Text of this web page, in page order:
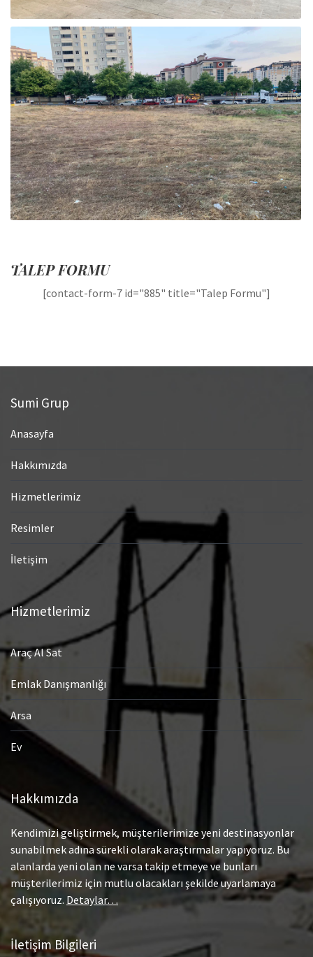
TALEP FORMU
[contact-form-7 id="885" title="Talep Formu"]
Sumi Grup
Anasayfa
Hakkımızda
Hizmetlerimiz
Resimler
İletişim
Hizmetlerimiz
Araç Al Sat
Emlak Danışmanlığı
Arsa
Ev
Hakkımızda
Kendimizi geliştirmek, müşterilerimize yeni destinasyonlar
sunabilmek adına sürekli olarak araştırmalar yapıyoruz. Bu
alanlarda yeni olan ne varsa takip etmeye ve bunları
müşterilerimiz için mutlu olacakları şekilde uyarlamaya
çalışıyoruz. Detaylar…
İletişim Bilgileri